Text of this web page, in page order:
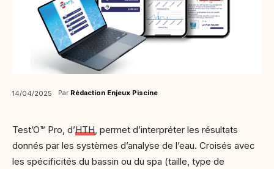
14/04/2025 Par Rédaction Enjeux Piscine
Test’O™ Pro, d’HTH , permet d’interpréter les résultats
donnés par les systèmes d’analyse de l’eau. Croisés avec
les spécificités du bassin ou du spa (taille, type de